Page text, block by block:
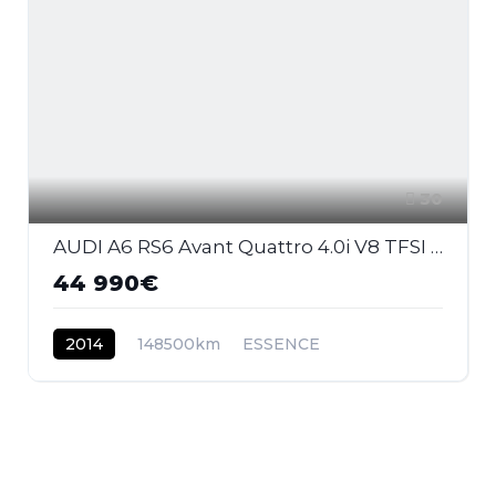
30
AUDI A6 RS6 Avant Quattro 4.0i V8 TFSI - 560 - BVA Tiptronic RS6 AVANT 2013 BREAK . PHASE 1
44 990€
2014 148500km ESSENCE